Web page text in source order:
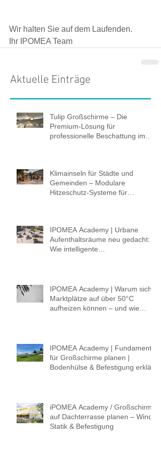
Wir halten Sie auf dem Laufenden.
Ihr IPOMEA Team
Aktuelle Einträge
Tulip Großschirme – Die
Premium-Lösung für
professionelle Beschattung im
Klimainseln für Städte und
Gemeinden – Modulare
Hitzeschutz-Systeme für
IPOMEA Academy | Urbane
Aufenthaltsräume neu gedacht:
Wie intelligente
IPOMEA Academy | Warum sich
Marktplätze auf über 50°C
aufheizen können – und wie
IPOMEA Academy | Fundament
für Großschirme planen |
Bodenhülse & Befestigung erklärt
iPOMEA Academy / Großschirm
auf Dachterrasse planen – Wind,
Statik & Befestigung